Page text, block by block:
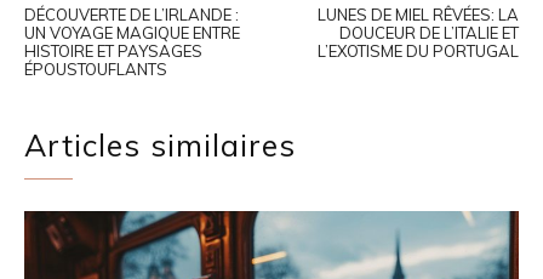
DÉCOUVERTE DE L’IRLANDE :
UN VOYAGE MAGIQUE ENTRE
HISTOIRE ET PAYSAGES
ÉPOUSTOUFLANTS
LUNES DE MIEL RÊVÉES: LA
DOUCEUR DE L’ITALIE ET
L’EXOTISME DU PORTUGAL
Articles similaires